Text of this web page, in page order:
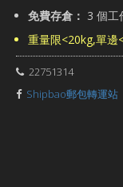
免費存倉： 3 個工
重量限<20kg,單
22751314
Shipbao郵包轉運站